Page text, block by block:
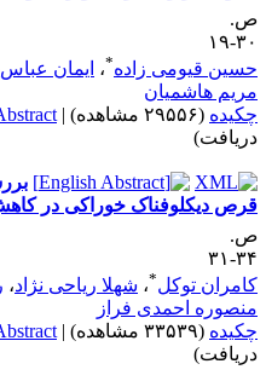
۱۹
قیومی زاده ،ایمان
هاشمیان
(۲۹۵۵۶ مشاهده) |
Abstract |
دیکلوفناک خوراکی در کاهش
۳۱
توکل* ،شهلا ریاحی نژاد ،
احمدی فراز
(۳۳۵۳۹ مشاهده) |
Abstract |